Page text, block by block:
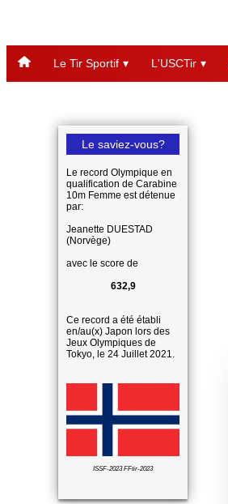
Le Tir Sportif L'USCTir
Le saviez-vous?
Le record Olympique en
qualification de Carabine
10m Femme est détenue
par:
Jeanette DUESTAD
(Norvège)
avec le score de
632,9
Ce record a été établi
en/au(x) Japon lors des
Jeux Olympiques de
Tokyo, le 24 Juillet 2021.
ISSF-2023 FFtir-2023